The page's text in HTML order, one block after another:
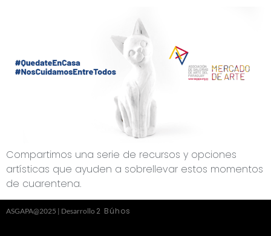
Compartimos una serie de recursos y opciones
artísticas que ayuden a sobrellevar estos momentos
de cuarentena.
ASGAPA@2025 | Desarrollo 2 Búhos